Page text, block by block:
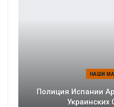
НАШИ
Полиция Испании
Украинских